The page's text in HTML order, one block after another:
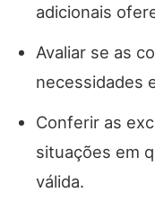
adicionais
Avaliar se as
necessidades
Conferir as
situações em
válida.